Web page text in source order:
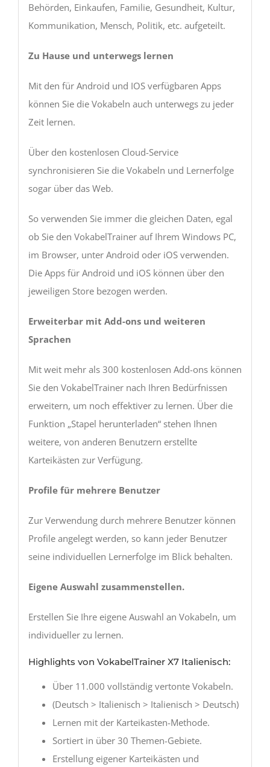
Behörden, Einkaufen, Familie, Gesundheit, Kultur,
Kommunikation, Mensch, Politik, etc. aufgeteilt.
Zu Hause und unterwegs lernen
Mit den für Android und IOS verfügbaren Apps
können Sie die Vokabeln auch unterwegs zu jeder
Zeit lernen.
Über den kostenlosen Cloud-Service
synchronisieren Sie die Vokabeln und Lernerfolge
sogar über das Web.
So verwenden Sie immer die gleichen Daten, egal
ob Sie den VokabelTrainer auf Ihrem Windows PC,
im Browser, unter Android oder iOS verwenden.
Die Apps für Android und iOS können über den
jeweiligen Store bezogen werden.
Erweiterbar mit Add-ons und weiteren
Sprachen
Mit weit mehr als 300 kostenlosen Add-ons können
Sie den VokabelTrainer nach Ihren Bedürfnissen
erweitern, um noch effektiver zu lernen. Über die
Funktion „Stapel herunterladen“ stehen Ihnen
weitere, von anderen Benutzern erstellte
Karteikästen zur Verfügung.
Profile für mehrere Benutzer
Zur Verwendung durch mehrere Benutzer können
Profile angelegt werden, so kann jeder Benutzer
seine individuellen Lernerfolge im Blick behalten.
Eigene Auswahl zusammenstellen.
Erstellen Sie Ihre eigene Auswahl an Vokabeln, um
individueller zu lernen.
Highlights von VokabelTrainer X7 Italienisch:
Über 11.000 vollständig vertonte Vokabeln.
(Deutsch > Italienisch > Italienisch > Deutsch)
Lernen mit der Karteikasten-Methode.
Sortiert in über 30 Themen-Gebiete.
Erstellung eigener Karteikästen und